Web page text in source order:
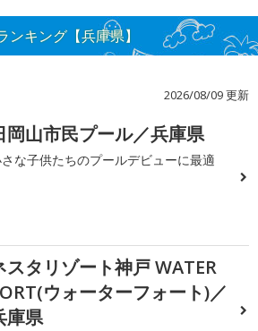
キング【兵庫県】
2026/08/09 更新
岡山市民プール／兵庫県
な子供たちのプールデビューに最適
スタリゾート神戸 WATER
ウォーターフォート)／
庫県